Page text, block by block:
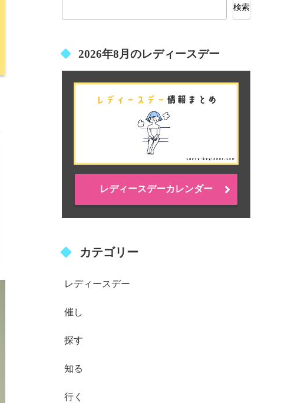
検索
2026年8月のレディースデー
レディースデーカレンダー
カテゴリー
レディースデー
催し
探す
知る
行く